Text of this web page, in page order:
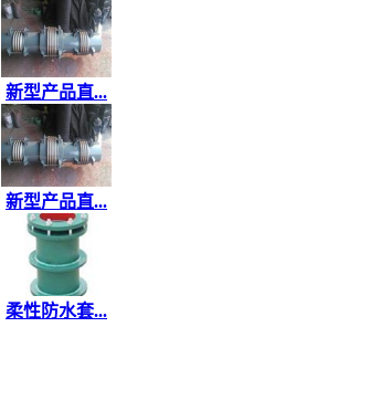
新型产品直...
新型产品直...
柔性防水套...